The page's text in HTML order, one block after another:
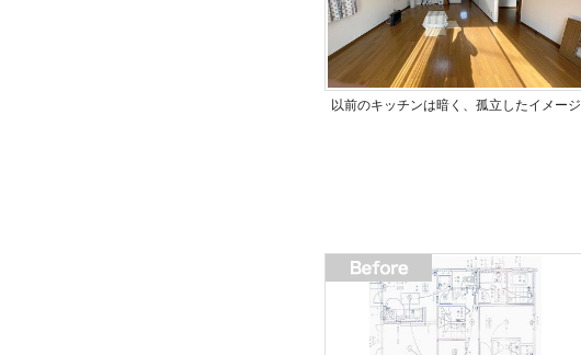
以前のキッチンは暗く、孤立したイメージ